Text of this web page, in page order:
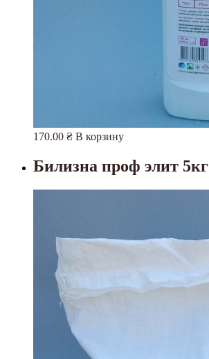
170.00 ₴ В корзину
Билизна проф элит 5кг